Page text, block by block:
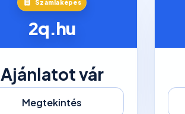
Számlaképes
2q.hu
Ajánlatot vár
Megtekintés